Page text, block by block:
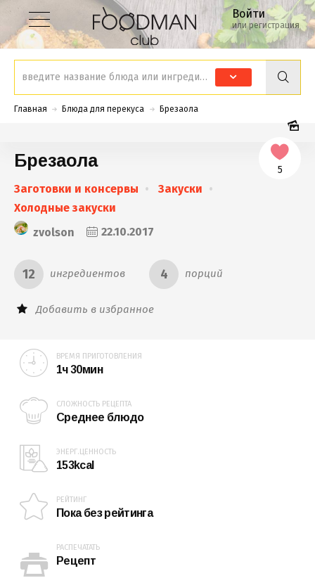
Войти
или регистрация
Главная Блюда для перекуса Брезаола
Брезаола
Заготовки и консервы
Закуски
Холодные закуски
zvolson
22.10.2017
12 ингредиентов 4 порций
Добавить в избранное
5
ВРЕМЯ ПРИГОТОВЛЕНИЯ
1ч 30мин
СЛОЖНОСТЬ РЕЦЕПТА
Среднее блюдо
ЭНЕРГ.ЦЕННОСТЬ
153kcal
РЕЙТИНГ
Пока без рейтинга
РАСПЕЧАТАТЬ
Рецепт